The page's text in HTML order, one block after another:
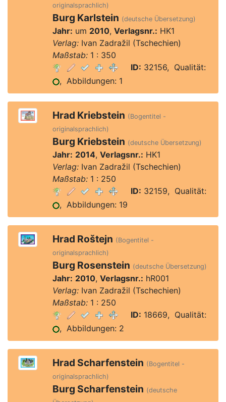
originalsprachlich)
Burg Karlstein (deutsche Übersetzung)
Jahr: um 2010, Verlagsnr.: HK1
Verlag:Ivan Zadražil (Tschechien)
Maßstab:1 : 350
ID: 32156, Qualität:
, Abbildungen: 1
Hrad Kriebstein (Bogentitel -
originalsprachlich)
Burg Kriebstein (deutsche Übersetzung)
Jahr: 2014, Verlagsnr.: HK1
Verlag:Ivan Zadražil (Tschechien)
Maßstab:1 : 250
ID: 32159, Qualität:
, Abbildungen: 19
Hrad Roštejn (Bogentitel -
originalsprachlich)
Burg Rosenstein (deutsche Übersetzung)
Jahr: 2010, Verlagsnr.: hR001
Verlag:Ivan Zadražil (Tschechien)
Maßstab:1 : 250
ID: 18669, Qualität:
, Abbildungen: 2
Hrad Scharfenstein (Bogentitel -
originalsprachlich)
Burg Scharfenstein (deutsche